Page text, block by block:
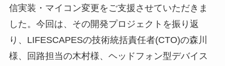
信実装・マイコン変更をご支援させていただきま
した。今回は、その開発プロジェクトを振り返
り、LIFESCAPESの技術統括責任者(CTO)の森川
様、回路担当の木村様、ヘッドフォン型デバイス